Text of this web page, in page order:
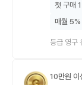
첫 구매
매월 5%
등급 영구
10만원 이